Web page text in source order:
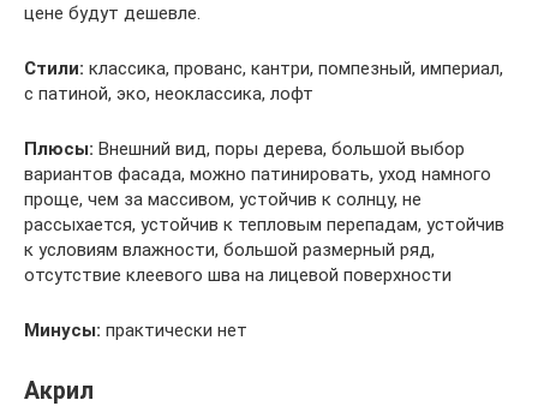
цене будут дешевле.
Стили: классика, прованс, кантри, помпезный, империал,
с патиной, эко, неоклассика, лофт
Плюсы: Внешний вид, поры дерева, большой выбор
вариантов фасада, можно патинировать, уход намного
проще, чем за массивом, устойчив к солнцу, не
рассыхается, устойчив к тепловым перепадам, устойчив
к условиям влажности, большой размерный ряд,
отсутствие клеевого шва на лицевой поверхности
Минусы: практически нет
Акрил